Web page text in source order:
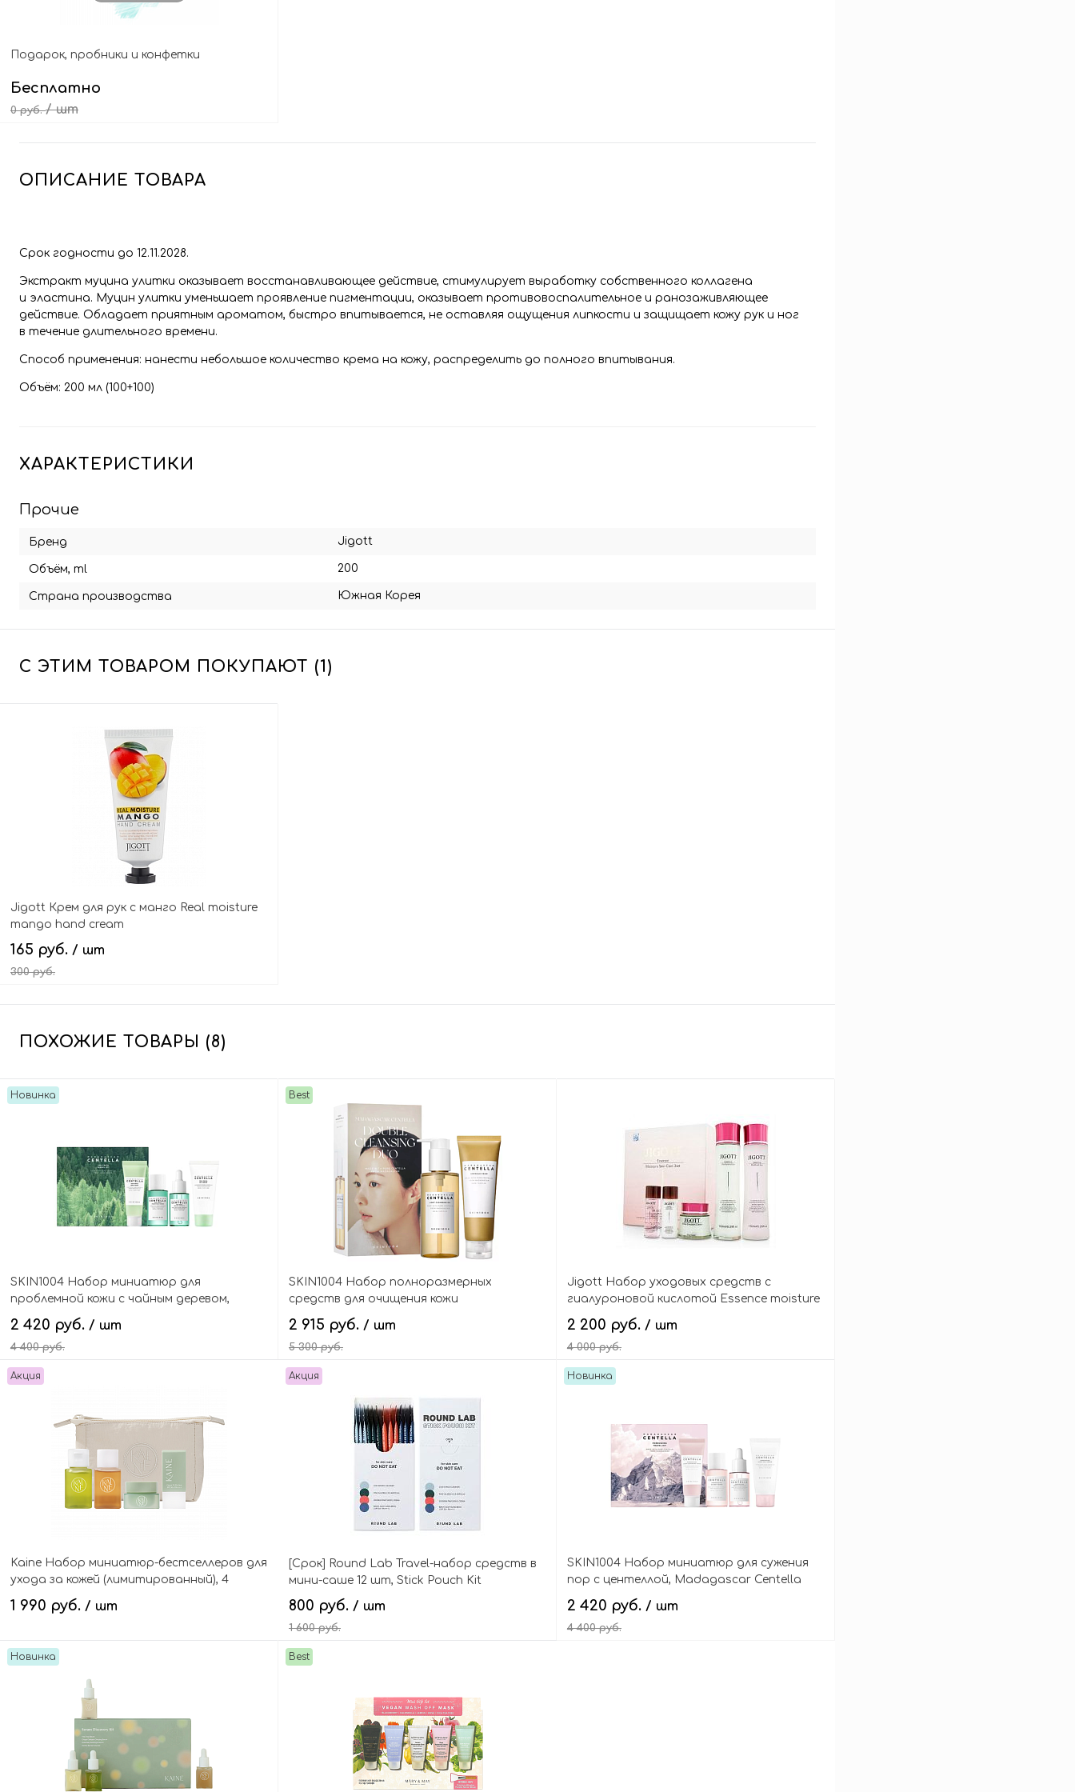
Подарок, пробники и конфетки
Бесплатно
0 руб./ шт
ОПИСАНИЕ ТОВАРА
Срок годности до 12.11.2028.
Экстракт муцина улитки оказывает восстанавливающее действие, стимулирует выработку собственного коллагена
и эластина. Муцин улитки уменьшает проявление пигментации, оказывает противовоспалительное и ранозаживляющее
действие. Обладает приятным ароматом, быстро впитывается, не оставляя ощущения липкости и защищает кожу рук и ног
в течение длительного времени.
Способ применения: нанести небольшое количество крема на кожу, распределить до полного впитывания.
Объём: 200 мл (100+100)
ХАРАКТЕРИСТИКИ
Прочие
Бренд Jigott
Объём, ml 200
Страна производства Южная Корея
С ЭТИМ ТОВАРОМ ПОКУПАЮТ (1)
Jigott Крем для рук с манго Real moisture
mango hand cream
165 руб. / шт
300 руб.
ПОХОЖИЕ ТОВАРЫ (8)
Новинка
SKIN1004 Набор миниатюр для
проблемной кожи с чайным деревом,
Madagascar Centella Tea-Trica Travel Kit
2 420 руб. / шт
4 400 руб.
Best
SKIN1004 Набор полноразмерных
средств для очищения кожи
(гидрофильное масло+пенка), Madagascar
Centella Double Cleansing Duo
2 915 руб. / шт
5 300 руб.
Jigott Набор уходовых средств с
гиалуроновой кислотой Essence moisture
skin care 3set
2 200 руб. / шт
4 000 руб.
Акция
Kaine Набор миниатюр-бестселлеров для
ухода за кожей (лимитированный), 4
средства+косметичка, Travel Kit Mini
1 990 руб. / шт
Акция
[Срок] Round Lab Travel-набор средств в
мини-саше 12 шт, Stick Pouch Kit
800 руб. / шт
1 600 руб.
Новинка
SKIN1004 Набор миниатюр для сужения
пор с центеллой, Madagascar Centella
Poremizing Travel Kit
2 420 руб. / шт
4 400 руб.
Новинка Best